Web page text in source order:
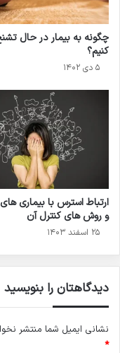
چگونه به بیمار در حال
کنیم؟
۵ دی ۱۴۰۲
ارتباط استرس با بیماری
و روش های کنترل آن
۲۵ اسفند ۱۴۰۳
دیدگاهتان را بنویسید
نشانی ایمیل شما منتشر
*